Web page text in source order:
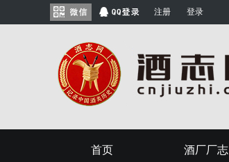
注册 登录
首页 酒厂厂志